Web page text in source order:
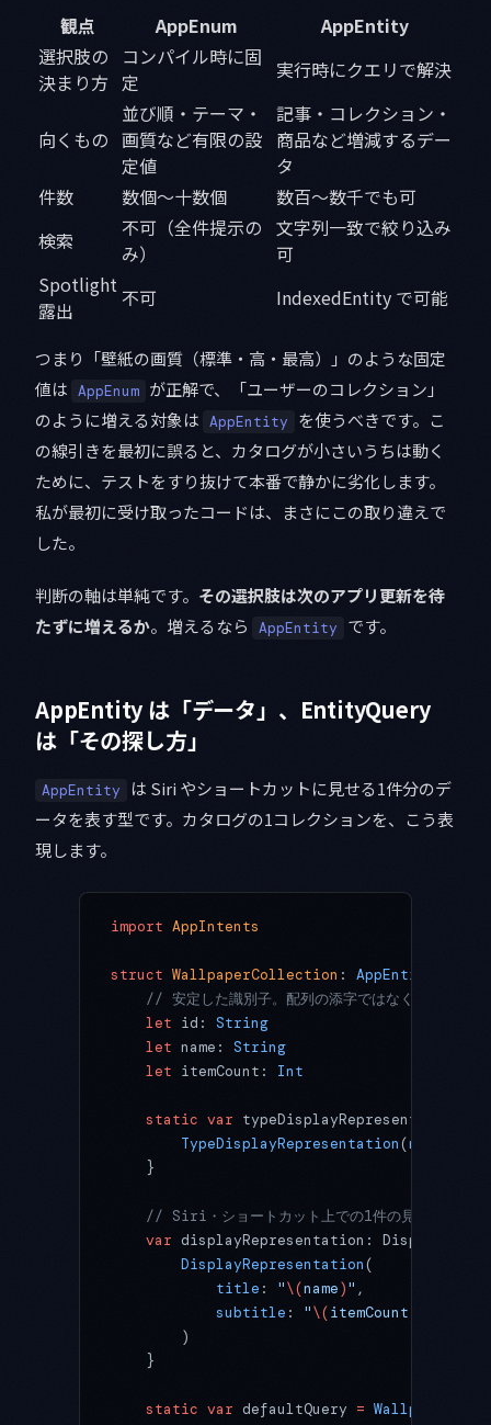
観点 AppEnum
AppEntity
選択肢の
決まり方
コンパイル時に固
定
実行時にクエリで解決
向くもの
並び順・テーマ・
画質など有限の設
定値
記事・コレクション・
商品など増減するデー
タ
件数
数個〜十数個
数百〜数千でも可
検索
不可（全件提示の
み）
文字列一致で絞り込み
可
Spotlight
露出
不可 IndexedEntity で可能
つまり「壁紙の画質（標準・高・最高）」のような固定
値は AppEnum が正解で、「ユーザーのコレクション」
のように増える対象は AppEntity
を使うべきです。こ
の線引きを最初に誤ると、カタログが小さいうちは動く
ために、テストをすり抜けて本番で静かに劣化します。
私が最初に受け取ったコードは、まさにこの取り違えで
した。
判断の軸は単純です。 その選択肢は次のアプリ更新を待
たずに増えるか。増えるなら AppEntity です。
AppEntity は「データ」、EntityQuery
は「その探し方」
AppEntity
は Siri やショートカットに見せる1件分のデ
ータを表す型です。カタログの1コレクションを、こう表
現します。
import AppIntents
struct WallpaperCollection : AppEntity
// 安定した識別子。配列の添字ではなく、データ
    let
id: String
    let
name: String
    let
itemCount: Int
    static
var typeDisplayRepresentation:
        TypeDisplayRepresentation
(name
    }
    // Siri・ショートカット上での1件の見た目
    var
displayRepresentation:
        DisplayRepresentation
(
            title
: "\(name)" ,
            subtitle
: "\(itemCount
        )
    }
    static
var defaultQuery =